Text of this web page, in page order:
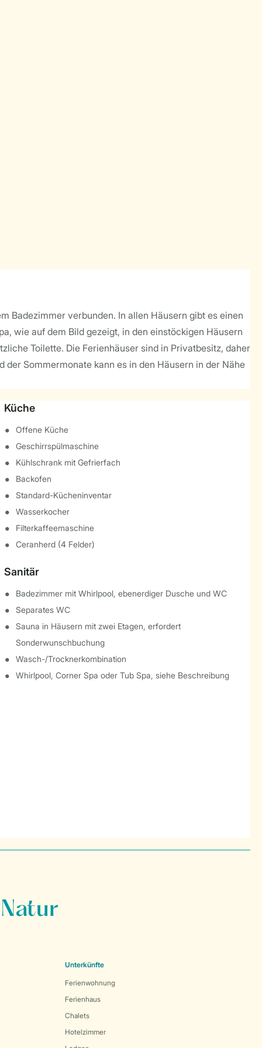
Badezimmer verbunden. In allen Häusern gibt es einen
wie auf dem Bild gezeigt, in den einstöckigen Häusern
Toilette. Die Ferienhäuser sind in Privatbesitz, daher
Sommermonate kann es in den Häusern in der Nähe
Küche
Offene Küche
Geschirrspülmaschine
Kühlschrank mit Gefrierfach
Backofen
Standard-Kücheninventar
Wasserkocher
Filterkaffeemaschine
Ceranherd (4 Felder)
Sanitär
Badezimmer mit Whirlpool, ebenerdiger Dusche und WC
Separates WC
Sauna in Häusern mit zwei Etagen, erfordert
Sonderwunschbuchung
Wasch-/Trocknerkombination
Whirlpool, Corner Spa oder Tub Spa, siehe Beschreibung
Unterkünfte
Ferienwohnung
Ferienhaus
Chalets
Hotelzimmer